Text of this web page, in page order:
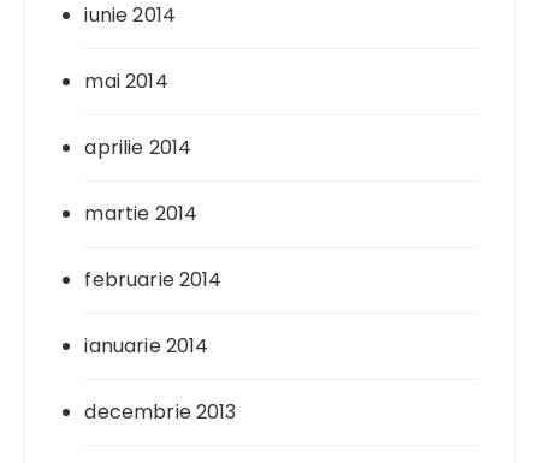
iunie 2014
mai 2014
aprilie 2014
martie 2014
februarie 2014
ianuarie 2014
decembrie 2013